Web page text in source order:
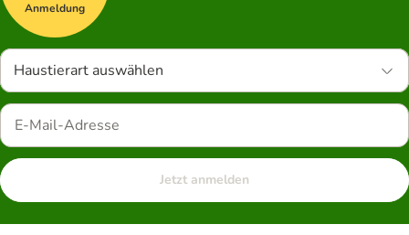
Anmeldung
Haustierart auswählen
Jetzt anmelden